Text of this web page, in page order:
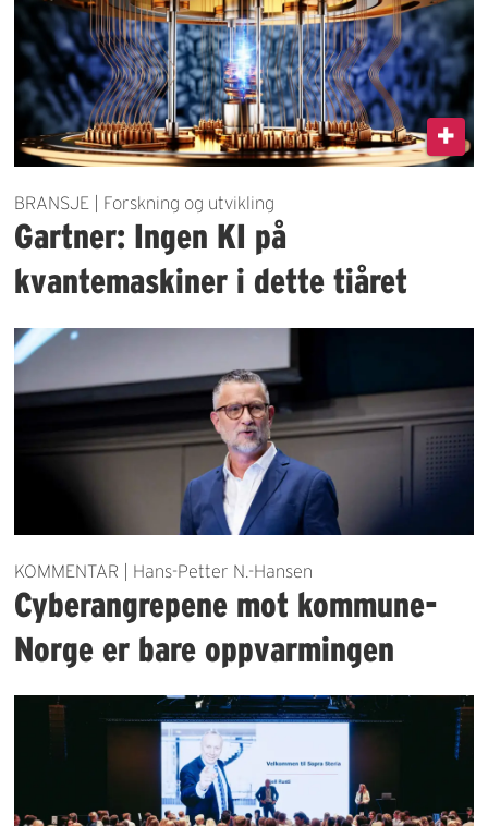
BRANSJE | Forskning og utvikling
Gartner: Ingen KI på
kvantemaskiner i dette tiåret
KOMMENTAR | Hans-Petter N.-Hansen
Cyberangrepene mot kommune-
Norge er bare oppvarmingen